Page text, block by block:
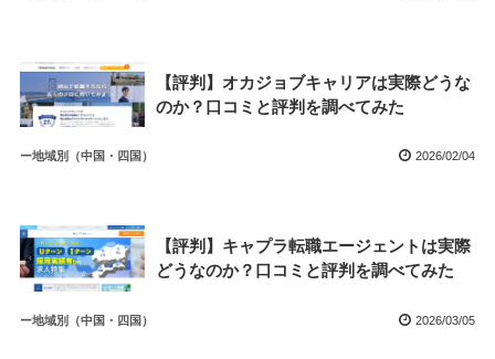
【評判】オカジョブキャリアは実際どうな
のか？口コミと評判を調べてみた
ー地域別（中国・四国） 2026/02/04
【評判】キャプラ転職エージェントは実際
どうなのか？口コミと評判を調べてみた
ー地域別（中国・四国） 2026/03/05